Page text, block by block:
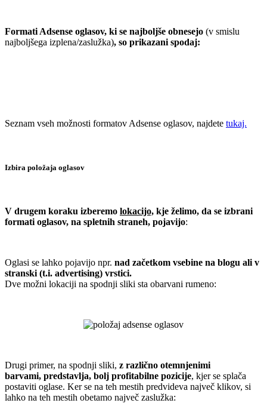
Formati Adsense oglasov, ki se najboljše obnesejo (v smislu
najboljšega izplena/zaslužka), so prikazani spodaj:
Seznam vseh možnosti formatov Adsense oglasov, najdete tukaj.
Izbira položaja oglasov
V drugem koraku izberemo lokacijo, kje želimo, da se izbrani
formati oglasov, na spletnih straneh, pojavijo:
Oglasi se lahko pojavijo npr. nad začetkom vsebine na blogu ali v
stranski (t.i. advertising) vrstici.
Dve možni lokaciji na spodnji sliki sta obarvani rumeno:
Drugi primer, na spodnji sliki, z različno otemnjenimi
barvami, predstavlja, bolj profitabilne pozicije, kjer se splača
postaviti oglase. Ker se na teh mestih predvideva največ klikov, si
lahko na teh mestih obetamo največ zaslužka: